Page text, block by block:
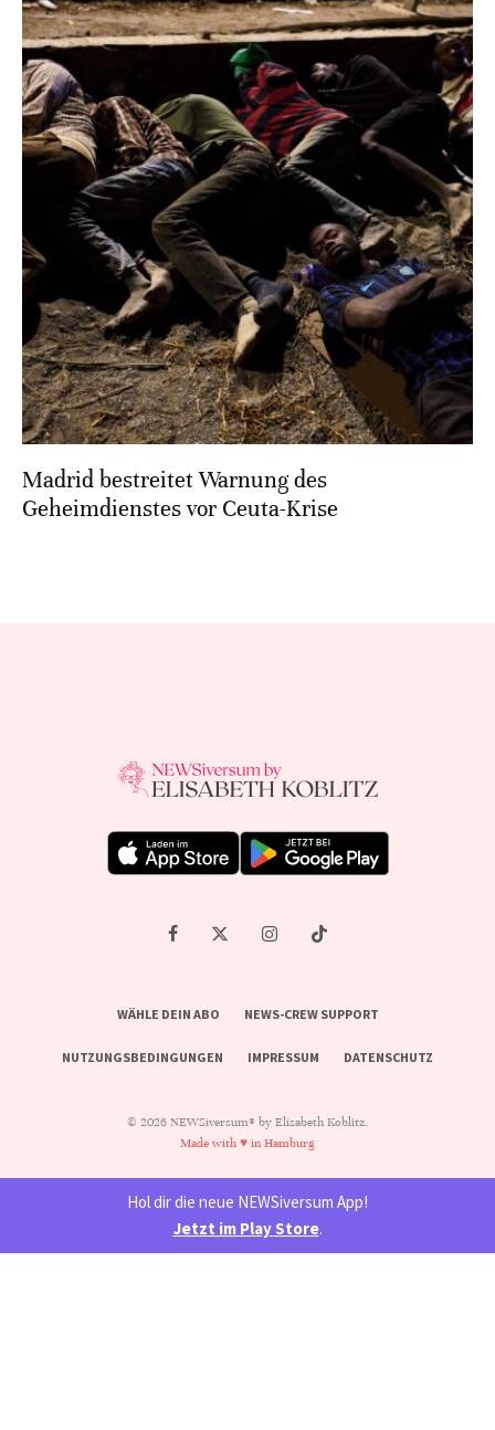
Madrid bestreitet Warnung des
Geheimdienstes vor Ceuta-Krise
WÄHLE DEIN ABO NEWS-CREW SUPPORT
NUTZUNGSBEDINGUNGEN IMPRESSUM DATENSCHUTZ
© 2026 NEWSiversum® by Elisabeth Koblitz.
Made with ♥ in Hamburg
Hol dir die neue NEWSiversum App!
Jetzt im Play Store.